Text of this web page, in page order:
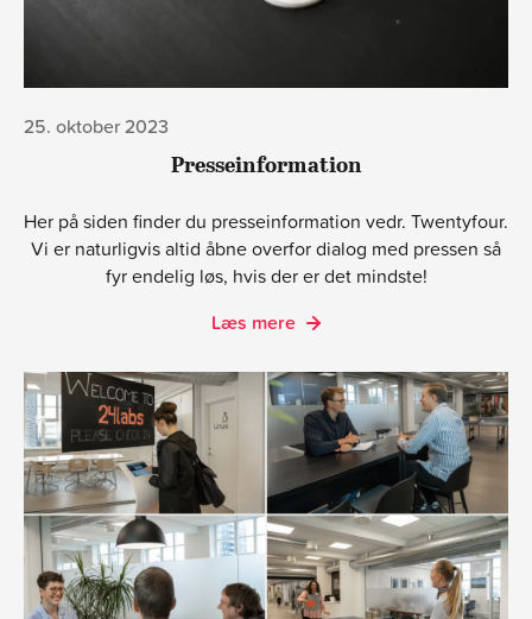
25. oktober 2023
Presseinformation
Her på siden finder du presseinformation vedr. Twentyfour.
Vi er naturligvis altid åbne overfor dialog med pressen så
fyr endelig løs, hvis der er det mindste!
Læs mere